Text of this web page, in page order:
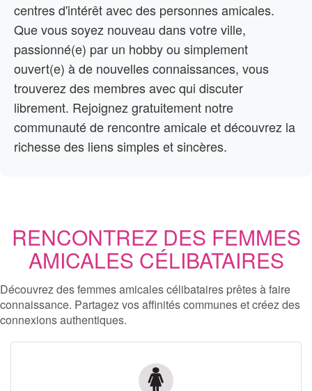
centres d'intérêt avec des personnes amicales.
Que vous soyez nouveau dans votre ville,
passionné(e) par un hobby ou simplement
ouvert(e) à de nouvelles connaissances, vous
trouverez des membres avec qui discuter
librement. Rejoignez gratuitement notre
communauté de rencontre amicale et découvrez la
richesse des liens simples et sincères.
RENCONTREZ DES FEMMES
AMICALES CÉLIBATAIRES
Découvrez des femmes amicales célibataires prêtes à faire
connaissance. Partagez vos affinités communes et créez des
connexions authentiques.